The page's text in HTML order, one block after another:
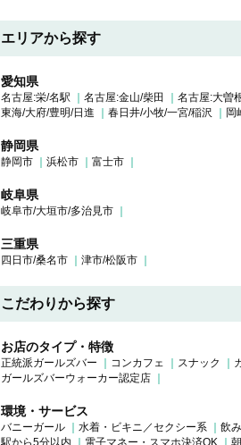
エリアから探す
愛知県
名古屋:栄/名駅 名古屋:金山/柴田 名古屋:大曽
東海/大府/豊明/日進
春日井/小牧/一宮/稲沢 岡
静岡県
静岡市 浜松市 富士市
岐阜県
岐阜市/大垣市/多治見市
三重県
四日市/桑名市 津市/松阪市
こだわりから探す
お店のタイプ・特徴
正統派ガールズバー コンカフェ スナック
ガールズバーウォーカー認定店
環境・サービス
バニーガール 水着・ビキニ／セクシー系 飲
駅から5分以内
電子マネー・スマホ決済OK